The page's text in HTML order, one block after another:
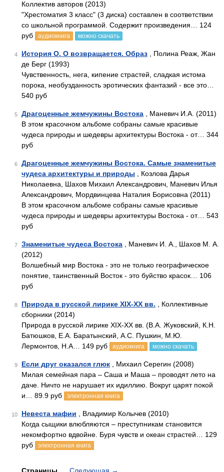
Коллектив авторов (2013)
"Хрестоматия 3 класс" (3 диска) составлен в соответствии
со школьной программой. Содержит произведения… 124
руб
аудиокнига можно скачать
4 История О. О возвращается. Образ , Полина Реаж, Жан
де Берг (1993)
Чувственность, нега, кипение страстей, сладкая истома
порока, необузданность эротических фантазий - все это…
540 руб
5 Драгоценные жемчужины Востока , Маневич И.А. (2011)
В этом красочном альбоме собраны самые красивые
чудеса природы и шедевры архитектуры Востока - от… 344
руб
6
Драгоценные жемчужины Востока. Самые знаменитые
чудеса архитектуры и природы , Козлова Дарья
Николаевна, Шахов Михаил Александрович, Маневич Илья
Александрович, Мордвинцева Наталия Борисовна (2011)
В этом красочном альбоме собраны самые красивые
чудеса природы и шедевры архитектуры Востока - от… 543
руб
7 Знаменитые чудеса Востока , Маневич И. А., Шахов М. А.
(2012)
Волшебный мир Востока - это не только географическое
понятие, таинственный Восток - это буйство красок… 106
руб
8 Природа в русской лирике XIX-XX вв. , Коллективные
сборники (2014)
Природа в русской лирике XIX-XX вв. (В.А. Жуковский, К.Н.
Батюшков, Е.А. Баратынский, А.С. Пушкин, М.Ю.
Лермонтов, Н.А… 149 руб
аудиокнига можно скачать
9 Если друг оказался глюк , Михаил Серегин (2008)
Милая семейная пара – Саша и Маша – проводят лето на
даче. Ничто не нарушает их идиллию. Вокруг царят покой
и… 89.9 руб
электронная книга
10 Невеста мафии , Владимир Колычев (2010)
Когда сыщики влюбляются – преступникам становится
некомфортно вдвойне. Буря чувств и океан страстей… 129
руб
электронная книга